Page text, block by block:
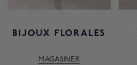
BIJOUX FLORALES
MAGASINER